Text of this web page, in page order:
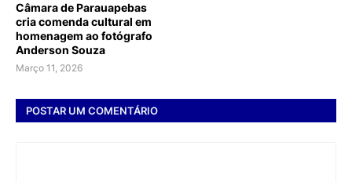
Câmara de Parauapebas
cria comenda cultural em
homenagem ao fotógrafo
Anderson Souza
Março 11, 2026
POSTAR UM COMENTÁRIO